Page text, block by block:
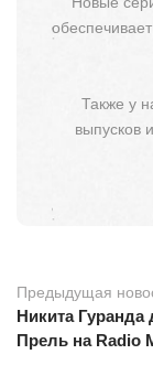
Также у
выпусков
Предыдущая
Никита Гуранда
Прель на Radio